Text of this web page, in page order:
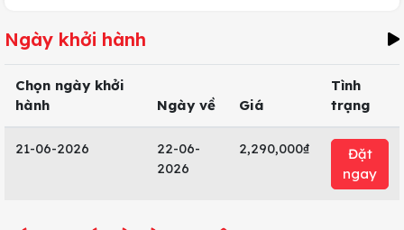
Ngày khởi hành
Chọn ngày khởi
hành
Ngày về Giá
Tình
trạng
21-06-2026
22-06-
2026
2,290,000₫
Đặt
ngay